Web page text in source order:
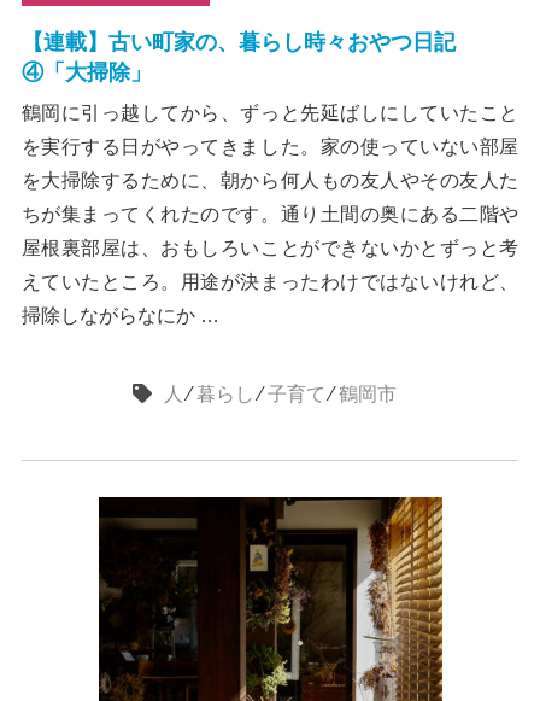
【連載】古い町家の、暮らし時々おやつ日記
④「大掃除」
鶴岡に引っ越してから、ずっと先延ばしにしていたこと
を実行する日がやってきました。家の使っていない部屋
を大掃除するために、朝から何人もの友人やその友人た
ちが集まってくれたのです。通り土間の奥にある二階や
屋根裏部屋は、おもしろいことができないかとずっと考
えていたところ。用途が決まったわけではないけれど、
掃除しながらなにか …
人 ⁄暮らし⁄子育て⁄鶴岡市